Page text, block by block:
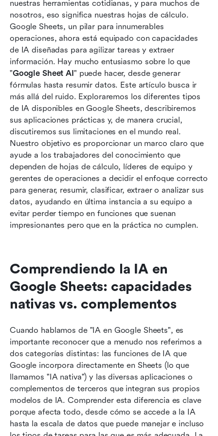
nuestras herramientas cotidianas, y para muchos de
nosotros, eso significa nuestras hojas de cálculo.
Google Sheets, un pilar para innumerables
operaciones, ahora está equipado con capacidades
de IA diseñadas para agilizar tareas y extraer
información. Hay mucho entusiasmo sobre lo que
"Google Sheet AI" puede hacer, desde generar
fórmulas hasta resumir datos. Este artículo busca ir
más allá del ruido. Exploraremos los diferentes tipos
de IA disponibles en Google Sheets, describiremos
sus aplicaciones prácticas y, de manera crucial,
discutiremos sus limitaciones en el mundo real.
Nuestro objetivo es proporcionar un marco claro que
ayude a los trabajadores del conocimiento que
dependen de hojas de cálculo, líderes de equipo y
gerentes de operaciones a decidir el enfoque correcto
para generar, resumir, clasificar, extraer o analizar sus
datos, ayudando en última instancia a su equipo a
evitar perder tiempo en funciones que suenan
impresionantes pero que en la práctica no cumplen.
Comprendiendo la IA en
Google Sheets: capacidades
nativas vs. complementos
Cuando hablamos de "IA en Google Sheets", es
importante reconocer que a menudo nos referimos a
dos categorías distintas: las funciones de IA que
Google incorpora directamente en Sheets (lo que
llamamos "IA nativa") y las diversas aplicaciones o
complementos de terceros que integran sus propios
modelos de IA. Comprender esta diferencia es clave
porque afecta todo, desde cómo se accede a la IA
hasta la escala de datos que puede manejar e incluso
Más allá de la hoja de cálculo: Conectando
ideas con acciones usando Lark
El papel de la ingeniería de indicaciones
Conclusión
Preguntas frecuentes
Lectura relacionada